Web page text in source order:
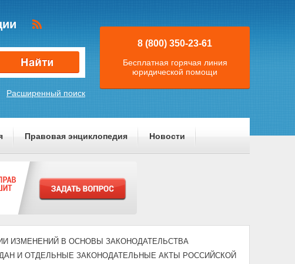
Расширенный поиск
8 (800) 350-23-61
Бесплатная горячая линия
юридической помощи
Правовая энциклопедия Новости
ИЗМЕНЕНИЙ В ОСНОВЫ ЗАКОНОДАТЕЛЬСТВА
И ОТДЕЛЬНЫЕ ЗАКОНОДАТЕЛЬНЫЕ АКТЫ РОССИЙСКОЙ